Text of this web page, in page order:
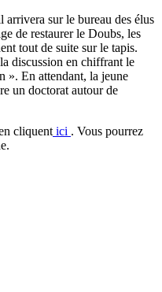
arrivera sur le bureau des élus
de restaurer le Doubs, les
tout de suite sur le tapis.
discussion en chiffrant le
». En attendant, la jeune
un doctorat autour de
cliquent ici . Vous pourrez